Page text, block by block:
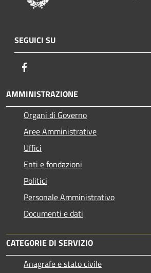
SEGUICI SU
AMMINISTRAZIONE
Organi di Governo
Aree Amministrative
Uffici
Enti e fondazioni
Politici
Personale Amministrativo
Documenti e dati
CATEGORIE DI SERVIZIO
Anagrafe e stato civile